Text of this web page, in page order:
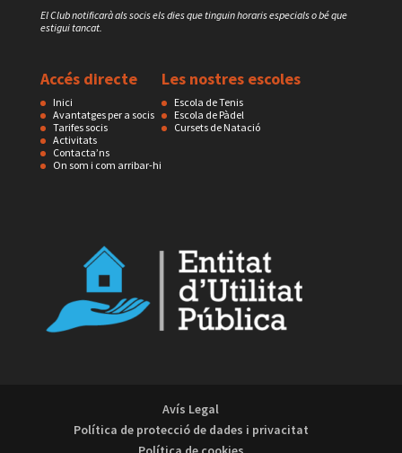
El Club notificarà als socis els dies que tinguin horaris especials o bé que
estigui tancat.
Accés directe
Inici
Avantatges per a socis
Tarifes socis
Activitats
Contacta’ns
On som i com arribar-hi
Les nostres escoles
Escola de Tenis
Escola de Pàdel
Cursets de Natació
Avís Legal
Política de protecció de dades i privacitat